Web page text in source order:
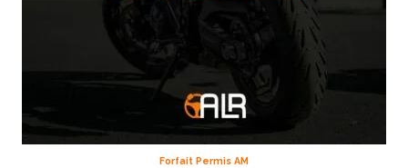
Forfait Permis AM